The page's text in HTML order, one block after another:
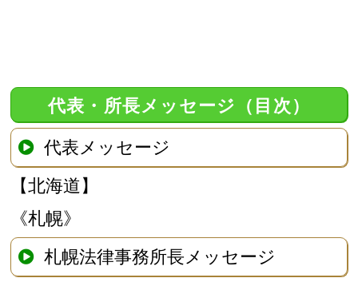
代表・所長メッセージ（目次）
代表メッセージ
【北海道】
《札幌》
札幌法律事務所長メッセージ